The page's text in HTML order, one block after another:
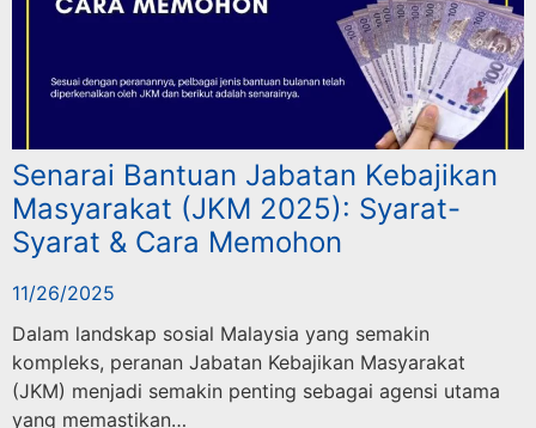
Senarai Bantuan Jabatan Kebajikan
Masyarakat (JKM 2025): Syarat-
Syarat & Cara Memohon
11/26/2025
Dalam landskap sosial Malaysia yang semakin
kompleks, peranan Jabatan Kebajikan Masyarakat
(JKM) menjadi semakin penting sebagai agensi utama
yang memastikan…